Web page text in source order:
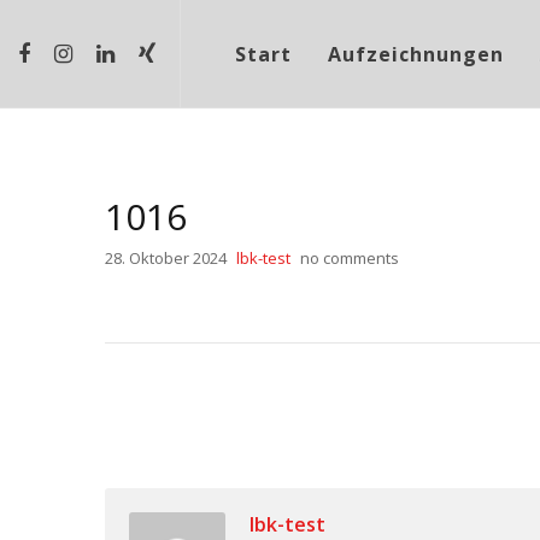
Start Aufzeichnungen
1016
28. Oktober 2024 lbk-test no comments
lbk-test